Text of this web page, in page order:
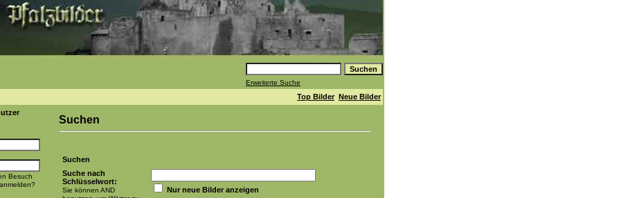
Erweiterte Suche
Top Bilder
Neue Bilder
Besuch
Suchen
Suchen
Suche nach
Schlüsselwort:
Sie können AND
Nur neue Bilder anzeigen